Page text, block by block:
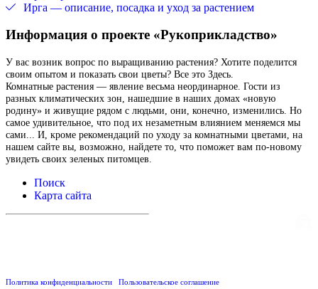
Ирга — описание, посадка и уход за растением
Информация о проекте «Рукоприкладство»
У вас возник вопрос по выращиванию растения? Хотите поделится
своим опытом и показать свои цветы? Все это Здесь.
Комнатные растения — явление весьма неординарное. Гости из
разных климатических зон, нашедшие в наших домах «новую
родину» и живущие рядом с людьми, они, конечно, изменились. Но
самое удивительное, что под их незаметным влиянием меняемся мы
сами... И, кроме рекомендаций по уходу за комнатными цветами, на
нашем сайте вы, возможно, найдете то, что поможет вам по-новому
увидеть своих зеленых питомцев.
Поиск
Карта сайта
Политика конфиденциальности
Пользовательское соглашение